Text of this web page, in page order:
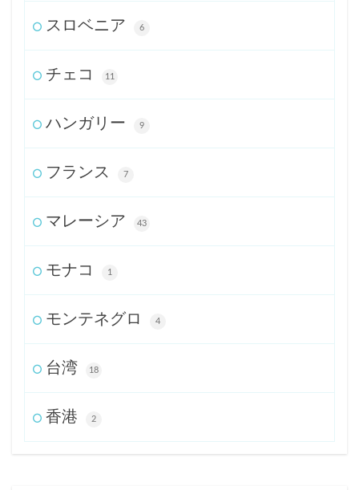
スロベニア 6
チェコ 11
ハンガリー 9
フランス 7
マレーシア 43
モナコ 1
モンテネグロ 4
台湾 18
香港 2